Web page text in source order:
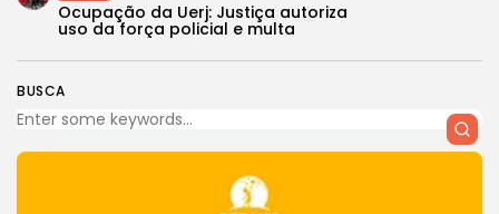
BUSCA
Ocupação da Uerj: Justiça autoriza
uso da força policial e multa